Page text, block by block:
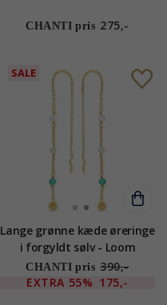
CHANTI pris 275,-
SALE
Lange grønne kæde øreringe
i forgyldt sølv - Loom
Stones
CHANTI pris 390,-
EXTRA 55% 175,-